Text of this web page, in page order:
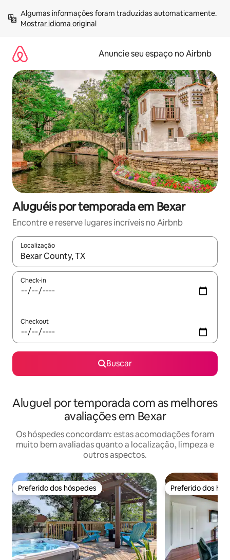
para
Mostrar idioma original
Anuncie seu espaço no Airbnb
Aluguéis por temporada em Bexar
Encontre e reserve lugares incríveis no Airbnb
Localização
Quando os resultados estiverem disponíveis, explore-os
Check-in
Checkout
Buscar
Aluguel por temporada com as melhores
avaliações em Bexar
Os hóspedes concordam: estas acomodações foram
muito bem avaliadas quanto a localização, limpeza e
outros aspectos.
Preferido dos hóspedes
Preferido dos hóspedes Preferido dos
Preferido dos